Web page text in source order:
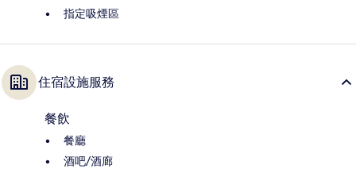
指定吸煙區
住宿設施服務
餐飲
餐廳
酒吧/酒廊